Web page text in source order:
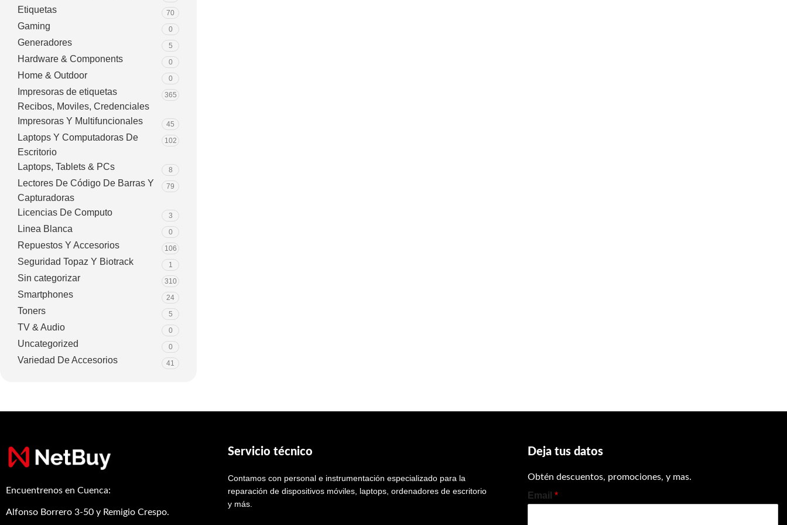
Etiquetas 70
Gaming 0
Generadores 5
Hardware & Components 0
Home & Outdoor 0
Impresoras de etiquetas
Recibos, Moviles, Credenciales
365
Impresoras Y Multifuncionales 45
Laptops Y Computadoras De
Escritorio
102
Laptops, Tablets & PCs 8
Lectores De Código De Barras Y
Capturadoras
79
Licencias De Computo 3
Linea Blanca 0
Repuestos Y Accesorios 106
Seguridad Topaz Y Biotrack 1
Sin categorizar 310
Smartphones 24
Toners 5
TV & Audio 0
Uncategorized 0
Variedad De Accesorios 41
Encuentrenos en Cuenca:
Alfonso Borrero 3-50 y Remigio Crespo.
Servicio técnico
Contamos con personal e instrumentación especializado para la
reparación de dispositivos móviles, laptops, ordenadores de escritorio
y más.
Deja tus datos
Obtén descuentos, promociones, y mas.
Email*